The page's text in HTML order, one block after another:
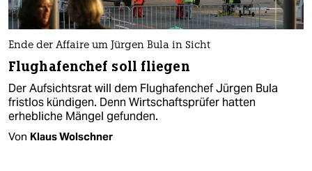
Ende der Affaire um Jürgen Bula in Sicht
Flughafenchef soll fliegen
Der Aufsichtsrat will dem Flughafenchef Jürgen Bula
fristlos kündigen. Denn Wirtschaftsprüfer hatten
erhebliche Mängel gefunden.
Von Klaus Wolschner